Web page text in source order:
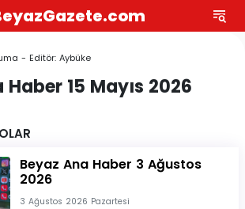
- Editör: Aybüke
Haber 15 Mayıs 2026
Beyaz Ana Haber 3 Ağustos
2026
3 Ağustos 2026 Pazartesi